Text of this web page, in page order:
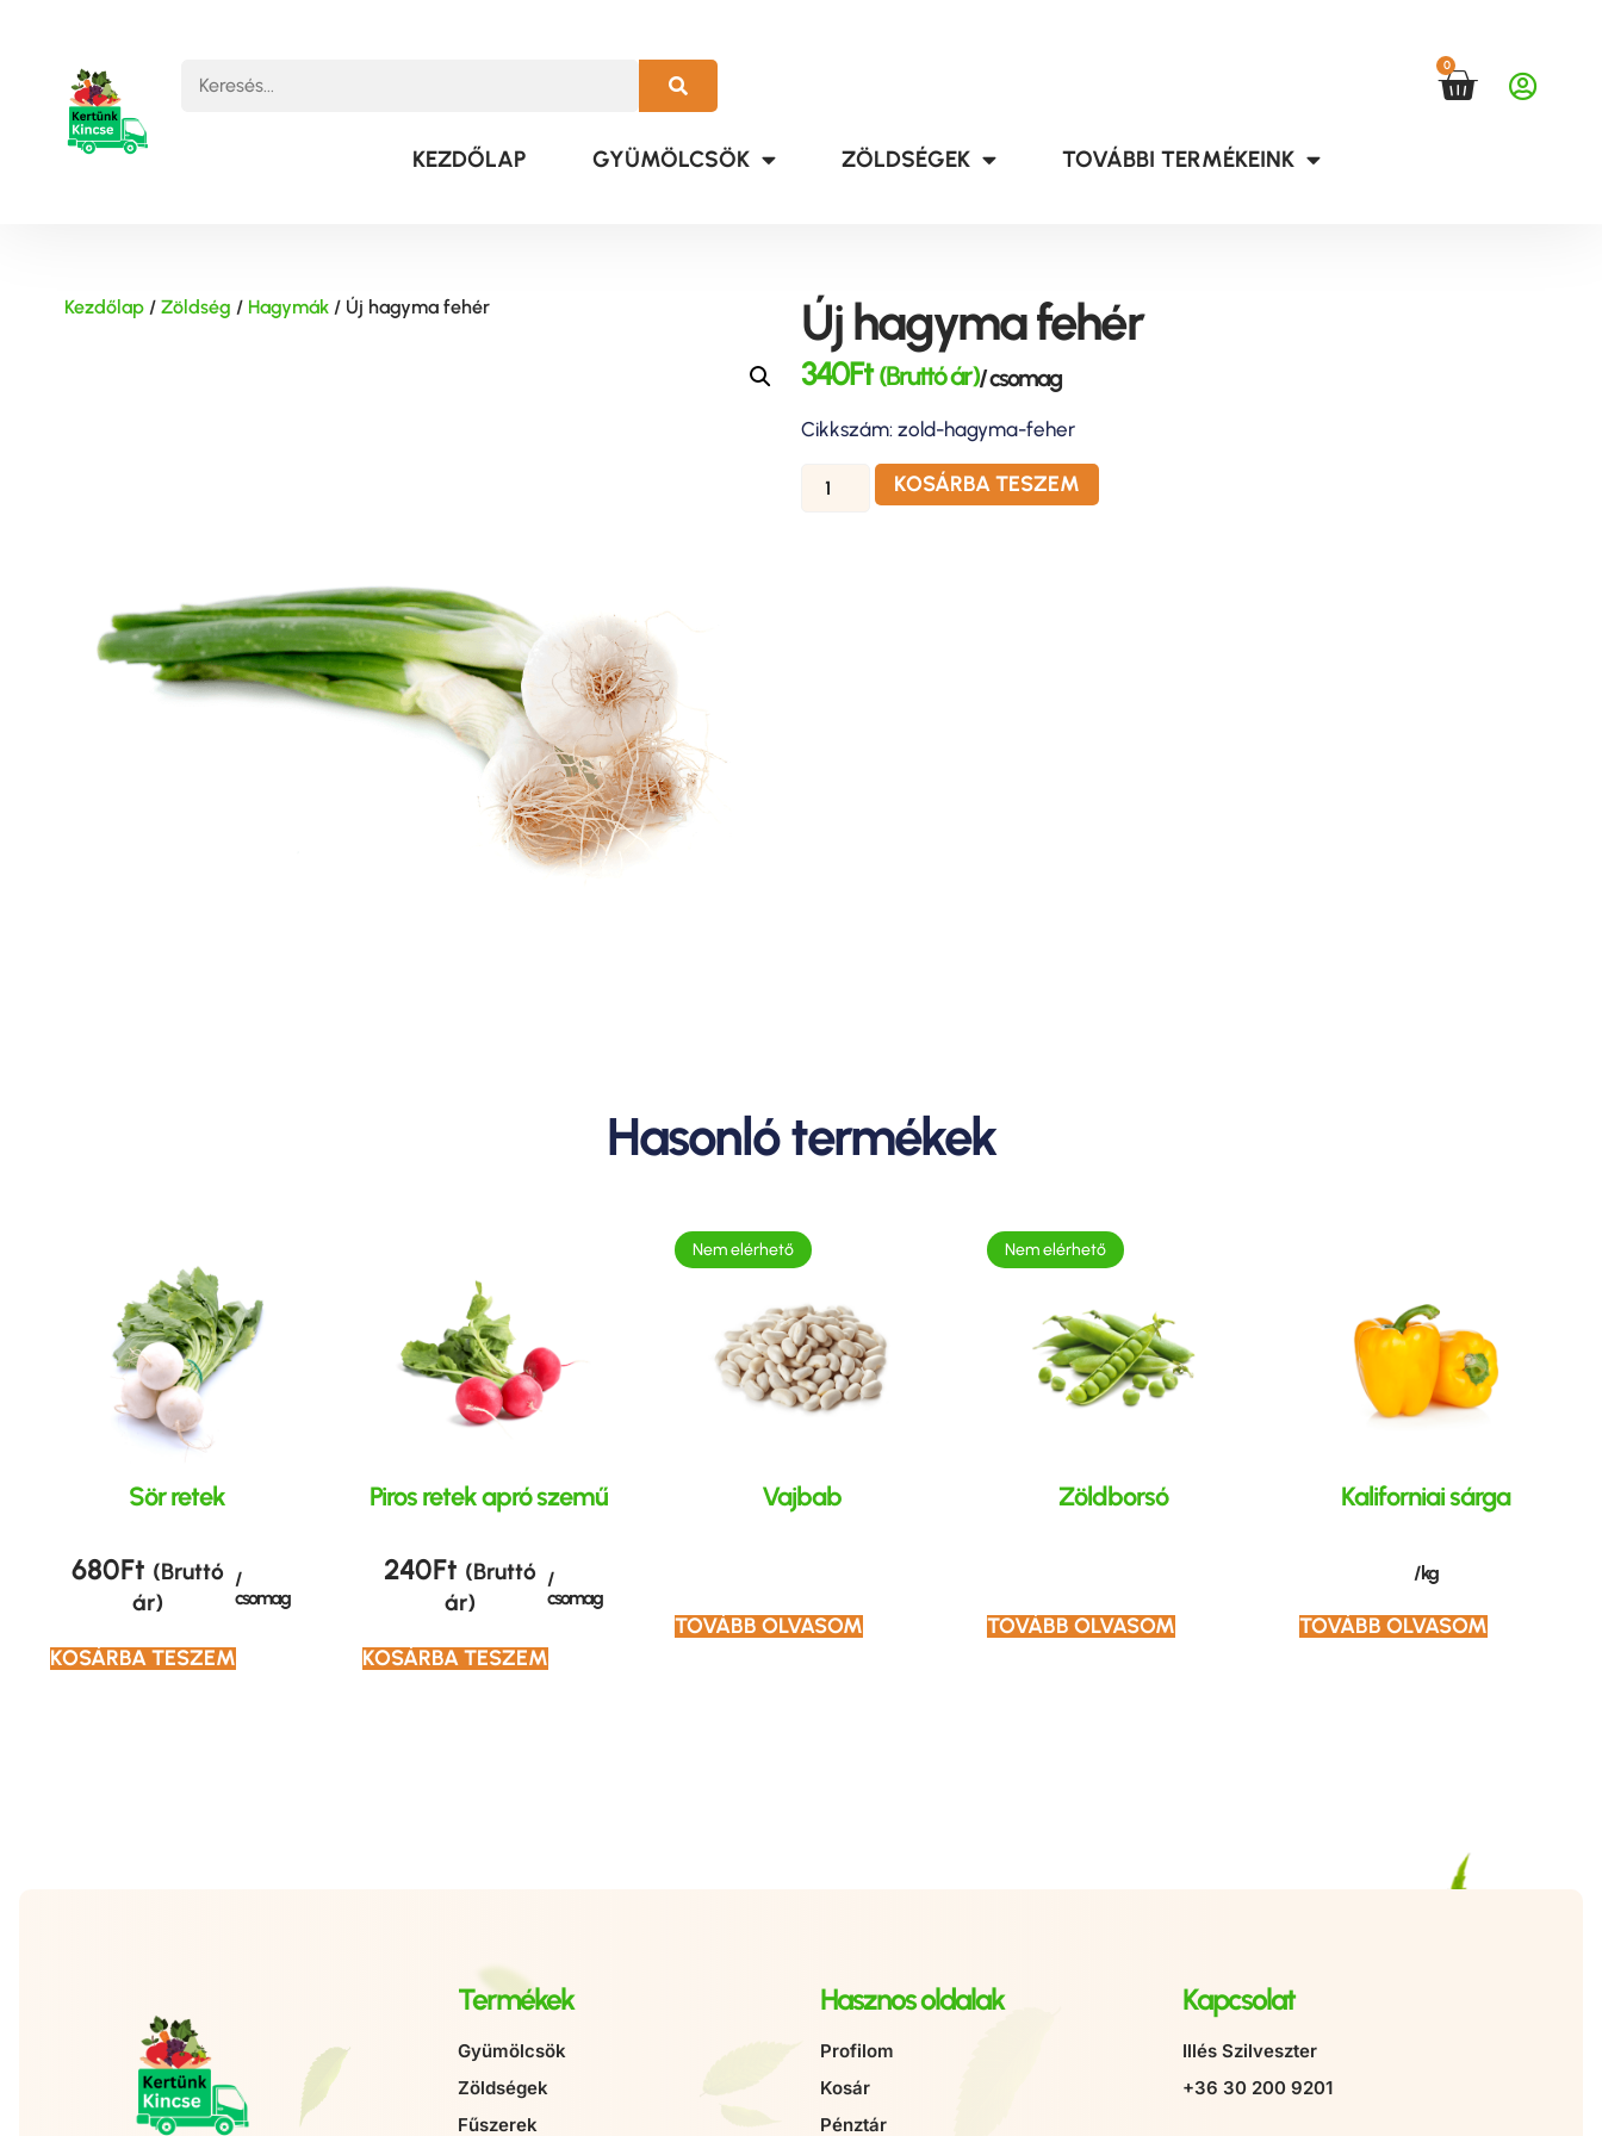
0
KEZDŐLAP GYÜMÖLCSÖK ZÖLDSÉGEK TOVÁBBI TERMÉKEINK
Kezdőlap/ Zöldség / Hagymák/ Új hagyma fehér Új hagyma fehér
340Ft (Bruttó ár)/ csomag
Cikkszám: zold-hagyma-feher
KOSÁRBA TESZEM
Hasonló termékek
Sör retek
680Ft (Bruttó
ár)
/
csomag
KOSÁRBA TESZEM
Piros retek apró szemű
240Ft (Bruttó
ár)
/
csomag
KOSÁRBA TESZEM
Nem elérhető
Vajbab
TOVÁBB OLVASOM
Nem elérhető
Zöldborsó
TOVÁBB OLVASOM
Kaliforniai sárga
/ kg
TOVÁBB OLVASOM
Termékek
Gyümölcsök
Zöldségek
Fűszerek
Hasznos oldalak
Profilom
Kosár
Pénztár
Kapcsolat
Illés Szilveszter
+36 30 200 9201